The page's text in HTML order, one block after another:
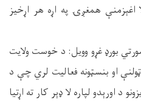
اغېزمنې همغږۍ په اړه هر اړخیز
بورډ غړو وویل: د خوست ولایت
ټولنې او بنسټونه فعالیت لري چې د
د اورېدو لپاره لا ډېر کار ته اړتیا